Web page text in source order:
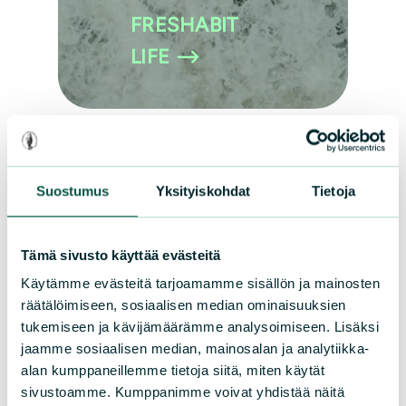
Suostumus Yksityiskohdat Tietoja
Tämä sivusto käyttää evästeitä
Käytämme evästeitä tarjoamamme sisällön ja mainosten
räätälöimiseen, sosiaalisen median ominaisuuksien
tukemiseen ja kävijämäärämme analysoimiseen. Lisäksi
jaamme sosiaalisen median, mainosalan ja analytiikka-
alan kumppaneillemme tietoja siitä, miten käytät
sivustoamme. Kumppanimme voivat yhdistää näitä
FRESHABIT
LIFE
Päättyneet hankkeet
Laatokalta Saimaalle
Suomen luonnonsuojeluliiton koordinoimassa
Laatokalta Saimaalle -yhteistyöhankeessa
(2020–2022) ennallistettiin rantoja ja vesistöjä
takaisin luonnontilaan.Lue lisää Laatokalta
Saimaalle -hankkeesta.